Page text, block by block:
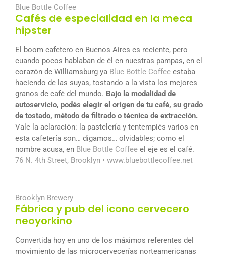
Blue Bottle Coffee
Cafés de especialidad en la meca
hipster
El boom cafetero en Buenos Aires es reciente, pero
cuando pocos hablaban de él en nuestras pampas, en el
corazón de Williamsburg ya Blue Bottle Coffee estaba
haciendo de las suyas, tostando a la vista los mejores
granos de café del mundo. Bajo la modalidad de
autoservicio, podés elegir el origen de tu café, su grado
de tostado, método de filtrado o técnica de extracción.
Vale la aclaración: la pastelería y tentempiés varios en
esta cafetería son… digamos… olvidables; como el
nombre acusa, en Blue Bottle Coffee el eje es el café.
76 N. 4th Street, Brooklyn • www.bluebottlecoffee.net
Brooklyn Brewery
Fábrica y pub del icono cervecero
neoyorkino
Convertida hoy en uno de los máximos referentes del
movimiento de las microcervecerías norteamericanas